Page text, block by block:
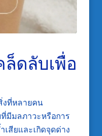
ล็ดลับเพื่อ
งที่หลายคน
มีมลภาวะหรือการ
สียและเกิดจุดด่าง